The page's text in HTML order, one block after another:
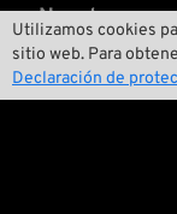
Utilizamos cookies
sitio web. Para
Declaración de
Nosotros
 Contactar